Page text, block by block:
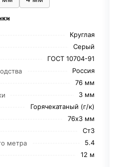
Круглая
Серый
ГОСТ 10704-91
Россия
76 мм
3 мм
Горячекатаный (г/к)
76х3 мм
Ст3
метра
5.4
12 м